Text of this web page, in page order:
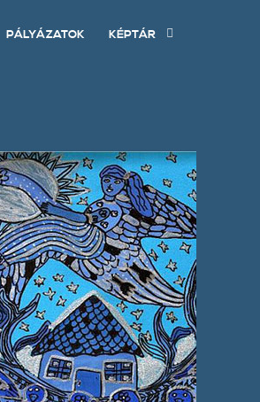
PÁLYÁZATOK KÉPTÁR